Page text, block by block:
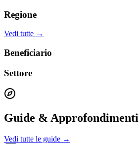
Regione
Vedi tutte →
Beneficiario
Settore
Guide & Approfondimenti
Vedi tutte le guide →